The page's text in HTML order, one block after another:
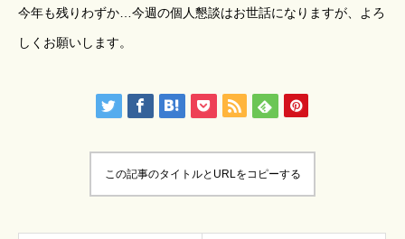
今年も残りわずか…今週の個人懇談はお世話になりますが、よろ
しくお願いします。
この記事のタイトルとURLをコピーする